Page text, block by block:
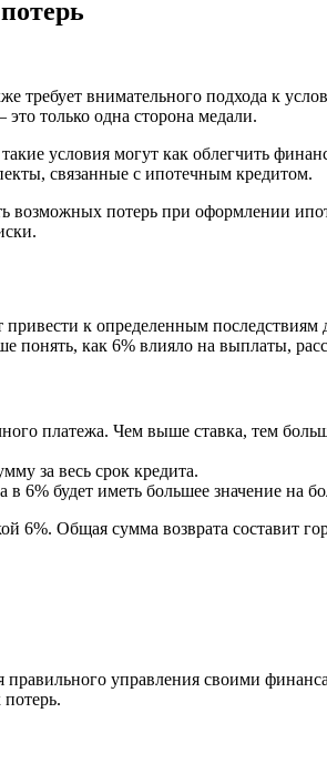
требует внимательного подхода к
только одна сторона медали.
условия могут как облегчить
связанные с ипотечным кредитом.
возможных потерь при оформлении
к определенным последствиям
понять, как 6% влияло на выплаты,
платежа. Чем выше ставка, тем
за весь срок кредита.
будет иметь большее значение на
6%. Общая сумма возврата составит
управления своими